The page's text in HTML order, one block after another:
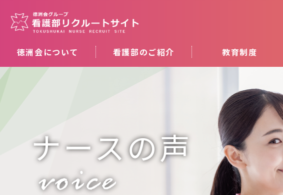
徳洲会について 看護部のご紹介 教育制度
ナースの声